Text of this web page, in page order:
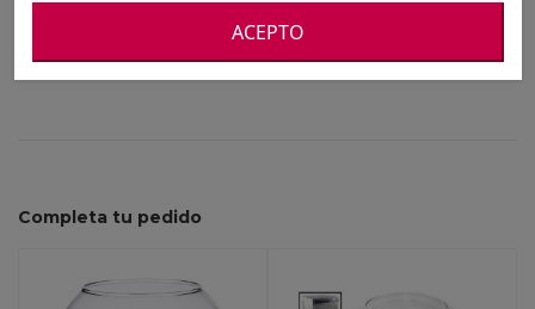
Completa tu pedido
ACEPTO